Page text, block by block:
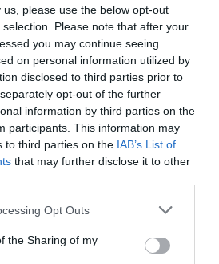
please use the below opt-out
Please note that after your
you may continue seeing
on personal information utilized by
disclosed to third parties prior to
opt-out of the further
information by third parties on the
participants. This information may
to third parties on the IAB’s List of
that may further disclose it to other
app uses one or more Google
usage behaviour. You may click to
Google and its third-party tags to
Opt Outs
the Sharing of my
θέση
– Δείτε
ειδήσεις